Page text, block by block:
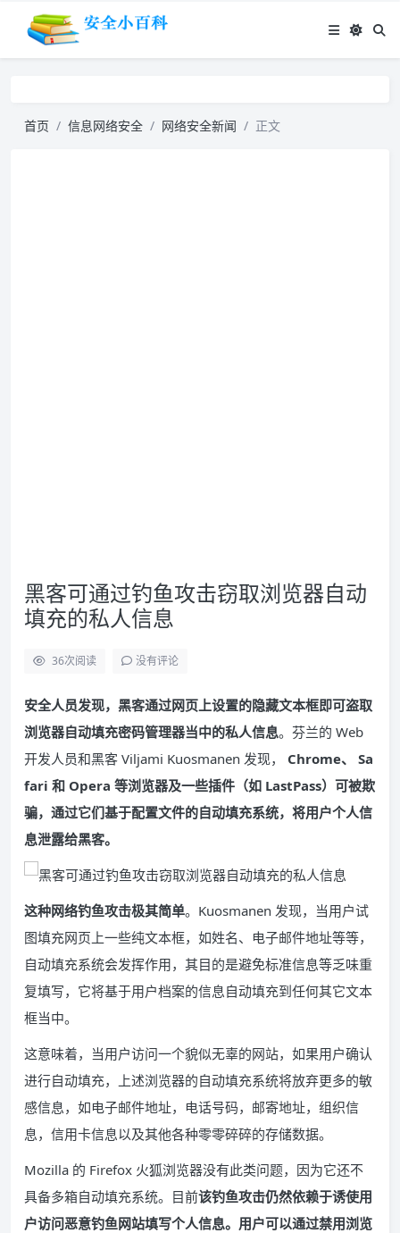
首页 信息网络安全 网络安全新闻 正文
黑客可通过钓鱼攻击窃取浏览器自动
填充的私人信息
36次阅读 没有评论
安全人员发现，黑客通过网页上设置的隐藏文本框即可盗取
浏览器自动填充密码管理器当中的私人信息。芬兰的 Web
开发人员和黑客 Viljami Kuosmanen 发现， Chrome、 Sa
fari 和 Opera 等浏览器及一些插件（如 LastPass）可被欺
骗，通过它们基于配置文件的自动填充系统，将用户个人信
息泄露给黑客。
这种网络钓鱼攻击极其简单。Kuosmanen 发现，当用户试
图填充网页上一些纯文本框，如姓名、电子邮件地址等等，
自动填充系统会发挥作用，其目的是避免标准信息等乏味重
复填写，它将基于用户档案的信息自动填充到任何其它文本
框当中。
这意味着，当用户访问一个貌似无辜的网站，如果用户确认
进行自动填充，上述浏览器的自动填充系统将放弃更多的敏
感信息，如电子邮件地址，电话号码，邮寄地址，组织信
息，信用卡信息以及其他各种零零碎碎的存储数据。
Mozilla 的 Firefox 火狐浏览器没有此类问题，因为它还不
具备多箱自动填充系统。目前该钓鱼攻击仍然依赖于诱使用
户访问恶意钓鱼网站填写个人信息。用户可以通过禁用浏览